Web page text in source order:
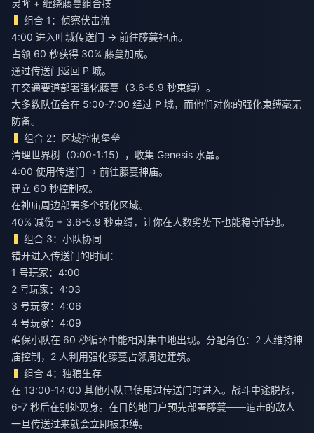
灵眸 + 缠绕藤蔓组合技
组合 1：侦察伏击流
4:00 进入叶城传送门 → 前往藤蔓神庙。
占领 60 秒获得 30% 藤蔓加成。
通过传送门返回 P 城。
在交通要道部署强化藤蔓（3.6-5.9 秒束缚）。
大多数队伍会在 5:00-7:00 经过 P 城，而他们对你的强化束缚毫无
防备。
组合 2：区域控制堡垒
清理世界树（0:00-1:15），收集 Genesis 水晶。
4:00 使用传送门 → 前往藤蔓神庙。
建立 60 秒控制权。
在神庙周边部署多个强化区域。
40% 减伤 + 3.6-5.9 秒束缚，让你在人数劣势下也能稳守阵地。
组合 3：小队协同
错开进入传送门的时间：
1 号玩家：4:00
2 号玩家：4:03
3 号玩家：4:06
4 号玩家：4:09
确保小队在 60 秒循环中能相对集中地出现。分配角色：2 人维持神
庙控制，2 人利用强化藤蔓占领周边建筑。
组合 4：独狼生存
在 13:00-14:00 其他小队已使用过传送门时进入。战斗中途脱战，
6-7 秒后在别处现身。在目的地门户预先部署藤蔓——追击的敌人
一旦传送过来就会立即被束缚。